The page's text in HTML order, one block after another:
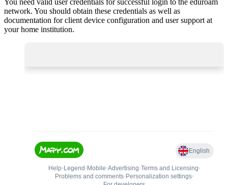
You need valid user credentials for successful login to the eduroam
network. You should obtain these credentials as well as
documentation for client device configuration and user support at
your home institution.